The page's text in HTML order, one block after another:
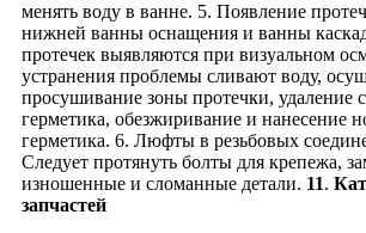
менять воду в ванне. 5. Появление
нижней ванны оснащения и ванны
протечек выявляются при визуальном
устранения проблемы сливают воду,
просушивание зоны протечки, удаление
герметика, обезжиривание и нанесение
герметика. 6. Люфты в резьбовых
Следует протянуть болты для крепежа,
изношенные и сломанные детали. 11.
запчастей